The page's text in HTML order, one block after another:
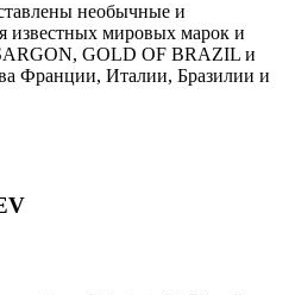
необычные и
известных мировых марок и
GOLD OF BRAZIL и
Франции, Италии, Бразилии и